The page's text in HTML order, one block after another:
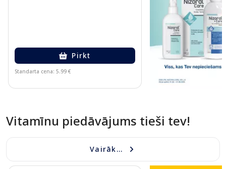
Pirkt
Standarta cena: 5.99 €
Vitamīnu piedāvājums tieši tev!
Vairāk...